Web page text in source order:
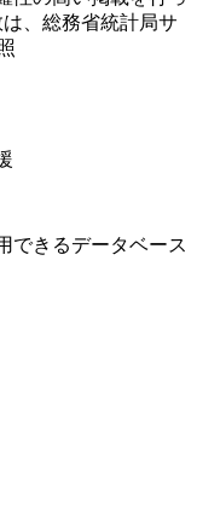
、総務省統計局サ
できるデータベース